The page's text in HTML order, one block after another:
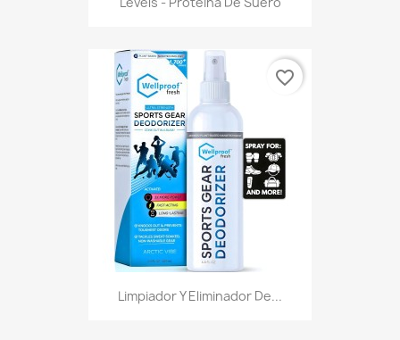
Limpiador Y Eliminador De...
favorite_border